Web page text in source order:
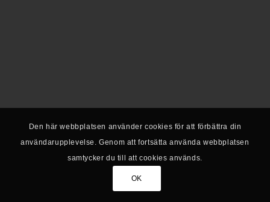
Den här webbplatsen använder cookies för att förbättra din
användarupplevelse. Genom att fortsätta använda webbplatsen
samtycker du till att cookies används.
OK